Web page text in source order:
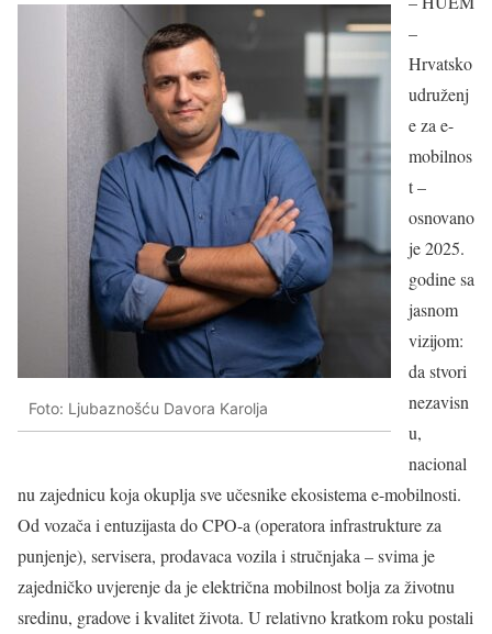
Foto: Ljubaznošću Davora Karolja
–
Hrvatsko
udruženj
e za e-
mobilnos
t –
osnovano
je 2025.
godine sa
jasnom
vizijom:
da stvori
nezavisn
u,
nacional
nu zajednicu koja okuplja sve učesnike ekosistema e-mobilnosti.
Od vozača i entuzijasta do CPO-a (operatora infrastrukture za
punjenje), servisera, prodavaca vozila i stručnjaka – svima je
zajedničko uvjerenje da je električna mobilnost bolja za životnu
sredinu, gradove i kvalitet života. U relativno kratkom roku postali